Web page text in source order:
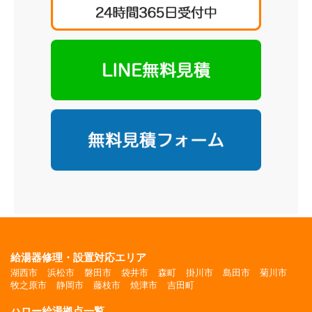
給湯器修理・設置対応エリア
湖西市 浜松市 磐田市 袋井市 森町 掛川市 島田市
菊川市
牧之原市
静岡市 藤枝市 焼津市 吉田町